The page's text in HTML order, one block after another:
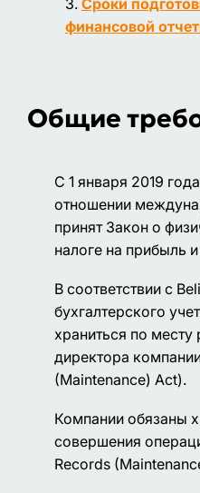
финансовой
Общие
С 1 января 2019
отношении
принят Закон о
налоге на прибыль
В соответствии с
бухгалтерского
храниться по
директора
(Maintenance) Act).
Компании обязаны
совершения
Records